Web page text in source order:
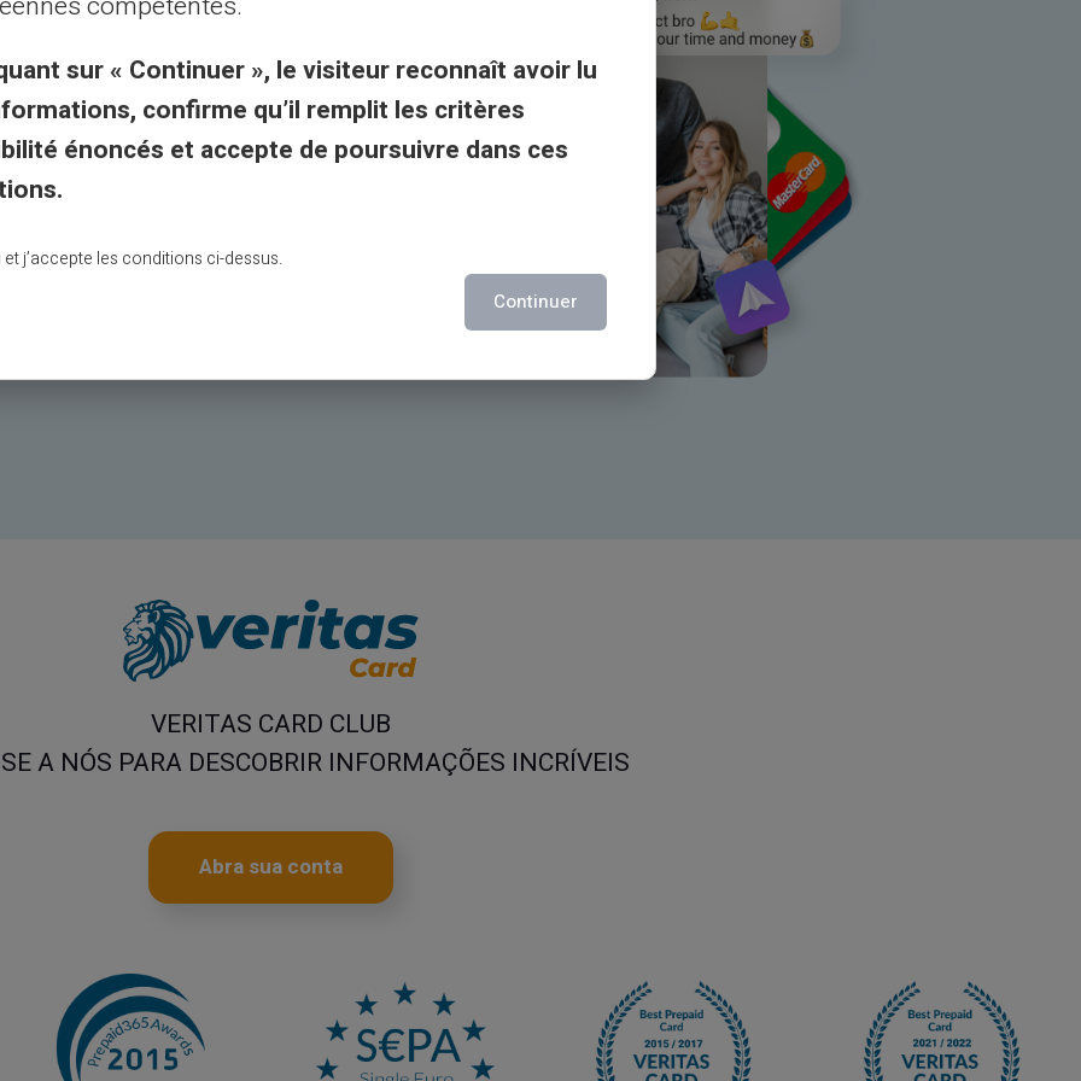
ou neobank
e saída
e fácil
VERITAS CARD CLUB
A NÓS PARA DESCOBRIR INFORMAÇÕES INCRÍVEIS
Abra sua conta
sur « Continuer », le visiteur reconnaît avoir lu
confirme qu’il remplit les critères
énoncés et accepte de poursuivre dans ces
et j’accepte les conditions ci-dessus.
Continuer